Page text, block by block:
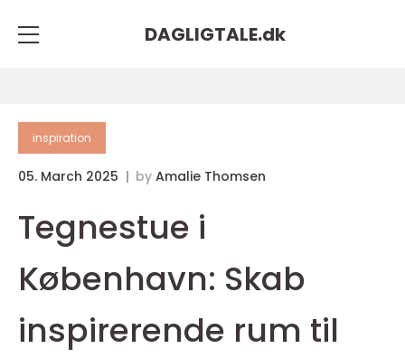
DAGLIGTALE.dk
inspiration
05. March 2025 by Amalie Thomsen
Tegnestue i
København: Skab
inspirerende rum til